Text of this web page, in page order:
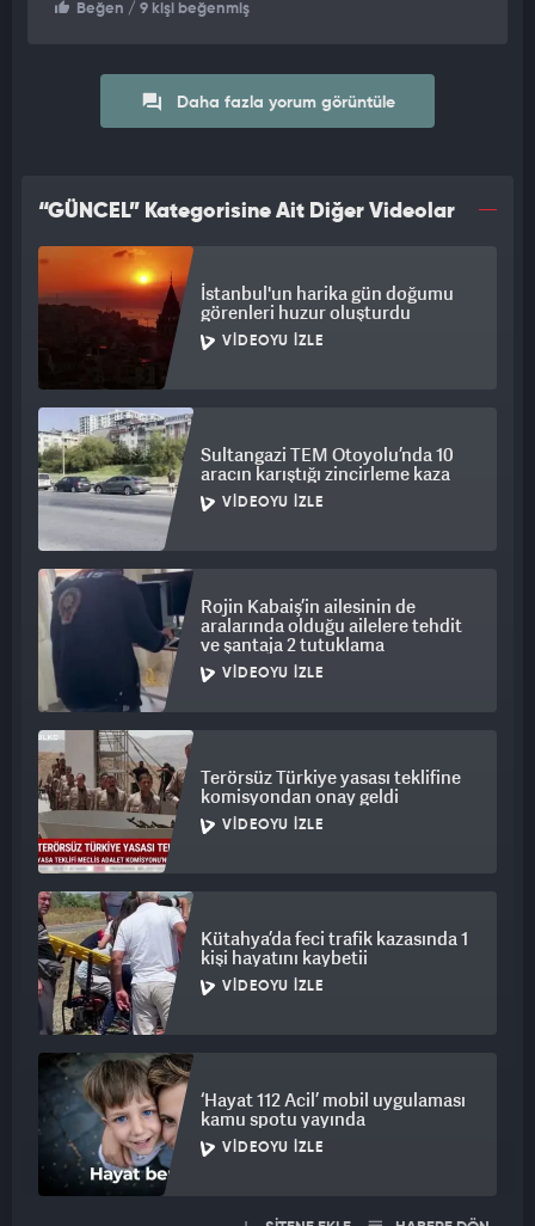
Beğen / 9 kişi beğenmiş
Daha fazla yorum görüntüle
“GÜNCEL” Kategorisine Ait Diğer Videolar
İstanbul'un harika gün doğumu
görenleri huzur oluşturdu
VIDEOYU İZLE
Sultangazi TEM Otoyolu’nda 10
aracın karıştığı zincirleme kaza
VIDEOYU İZLE
Rojin Kabaiş’in ailesinin de
aralarında olduğu ailelere tehdit
ve şantaja 2 tutuklama
VIDEOYU İZLE
Terörsüz Türkiye yasası teklifine
komisyondan onay geldi
VIDEOYU İZLE
Kütahya’da feci trafik kazasında 1
kişi hayatını kaybetii
VIDEOYU İZLE
‘Hayat 112 Acil’ mobil uygulaması
kamu spotu yayında
VIDEOYU İZLE